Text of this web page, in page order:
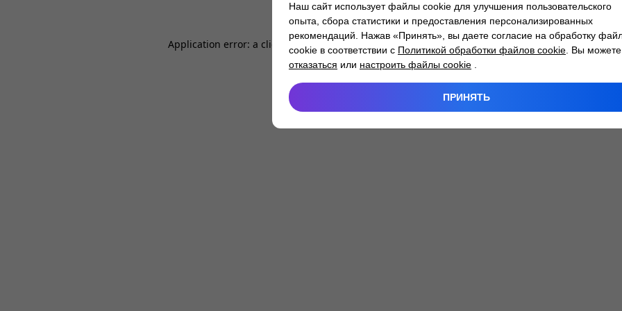
Application error: a client -side exception has occurred while loading atlantm.by (see the
Наш сайт использует файлы cookie для улучшения пользовательского
опыта, сбора статистики и предоставления персонализированных
рекомендаций. Нажав «Принять», вы даете согласие на обработку
cookie в соответствии с Политикой обработки файлов cookie . Вы можете
отказаться или настроить файлы cookie
ПРИНЯТЬ